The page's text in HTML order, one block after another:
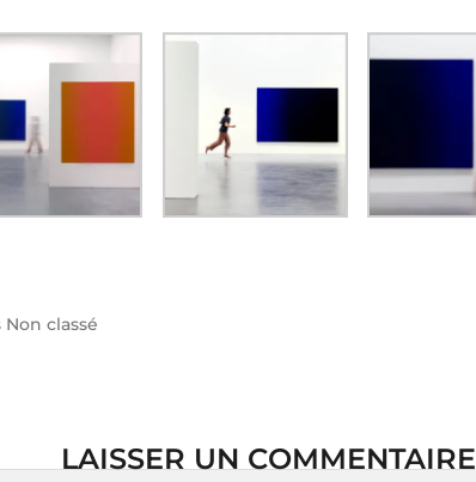
Non classé
LAISSER UN COMMENTAIRE